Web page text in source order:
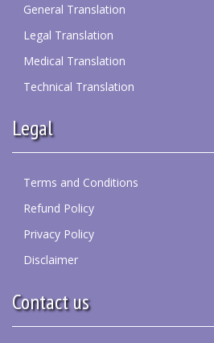
General Translation
Legal Translation
Medical Translation
Technical Translation
Legal
Terms and Conditions
Refund Policy
Privacy Policy
Disclaimer
Contact us